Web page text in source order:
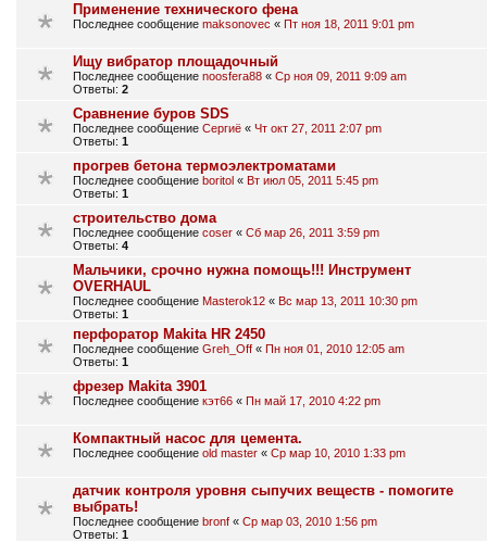
Применение технического фена
Последнее сообщение maksonovec « Пт ноя 18, 2011 9:01 pm
Ищу вибратор площадочный
Последнее сообщение noosfera88 « Ср ноя 09, 2011 9:09 am
Ответы: 2
Сравнение буров SDS
Последнее сообщение Сергиё « Чт окт 27, 2011 2:07 pm
Ответы: 1
прогрев бетона термоэлектроматами
Последнее сообщение boritol « Вт июл 05, 2011 5:45 pm
Ответы: 1
строительство дома
Последнее сообщение coser « Сб мар 26, 2011 3:59 pm
Ответы: 4
Мальчики, срочно нужна помощь!!! Инструмент
OVERHAUL
Последнее сообщение Masterok12 « Вс мар 13, 2011 10:30 pm
Ответы: 1
перфоратор Makita HR 2450
Последнее сообщение Greh_Off « Пн ноя 01, 2010 12:05 am
Ответы: 1
фрезер Мakita 3901
Последнее сообщение кэт66 « Пн май 17, 2010 4:22 pm
Компактный насос для цемента.
Последнее сообщение old master « Ср мар 10, 2010 1:33 pm
датчик контроля уровня сыпучих веществ - помогите
выбрать!
Последнее сообщение bronf « Ср мар 03, 2010 1:56 pm
Ответы: 1